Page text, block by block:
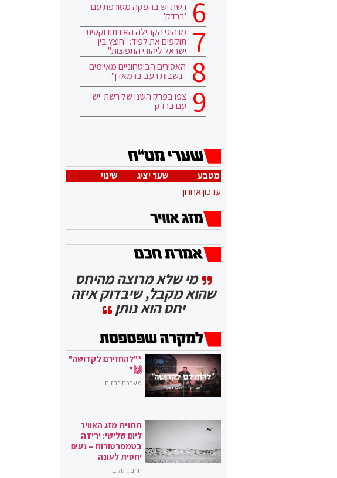
רשת יש בהפקה מטורפת עם
'ברדק'
מנהיגי הקהילה האורתודוקסית
תוקפים את לפיד: "חוצץ בין
ישראל ליהודי התפוצות"
האסירים הביטחוניים מאיימים:
"נשבות רעב ברמאדן"
צפו בפרק השני של רשת 'יש'
עם ברדק
מטבע שער יציג
שינוי
עדכון אחרון:
מי שלא מרוצה מהיחס
שהוא מקבל, שיבדוק איזה
יחס הוא נותן
*"להחזירם לקדושה"
🙌*
מערכת בחזית
תחזית מזג האוויר
ליום שלישי: ירידה
בטמפרטורות – נעים
יחסית לעונה
חיים גוטליב